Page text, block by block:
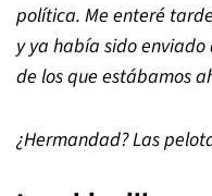
política. Me enteré
y ya había sido
de los que estábamos
¿Hermandad? Las